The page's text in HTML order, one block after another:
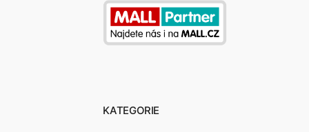
KATEGORIE